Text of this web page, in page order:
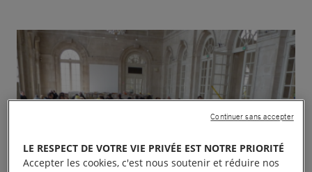
LE RESPECT DE VOTRE VIE PRIVÉE EST NOTRE PRIORITÉ
Accepter les cookies, c'est nous soutenir et réduire nos
Continuer sans accepter